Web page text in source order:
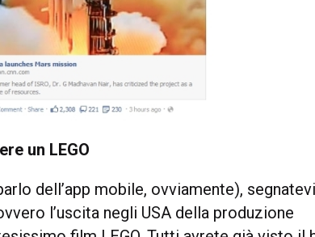
un LEGO
dell’app mobile, ovviamente),
l’uscita negli USA della produzione